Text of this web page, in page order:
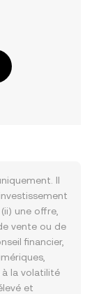
Il
une offre,
vente ou de
financier,
la volatilité
et